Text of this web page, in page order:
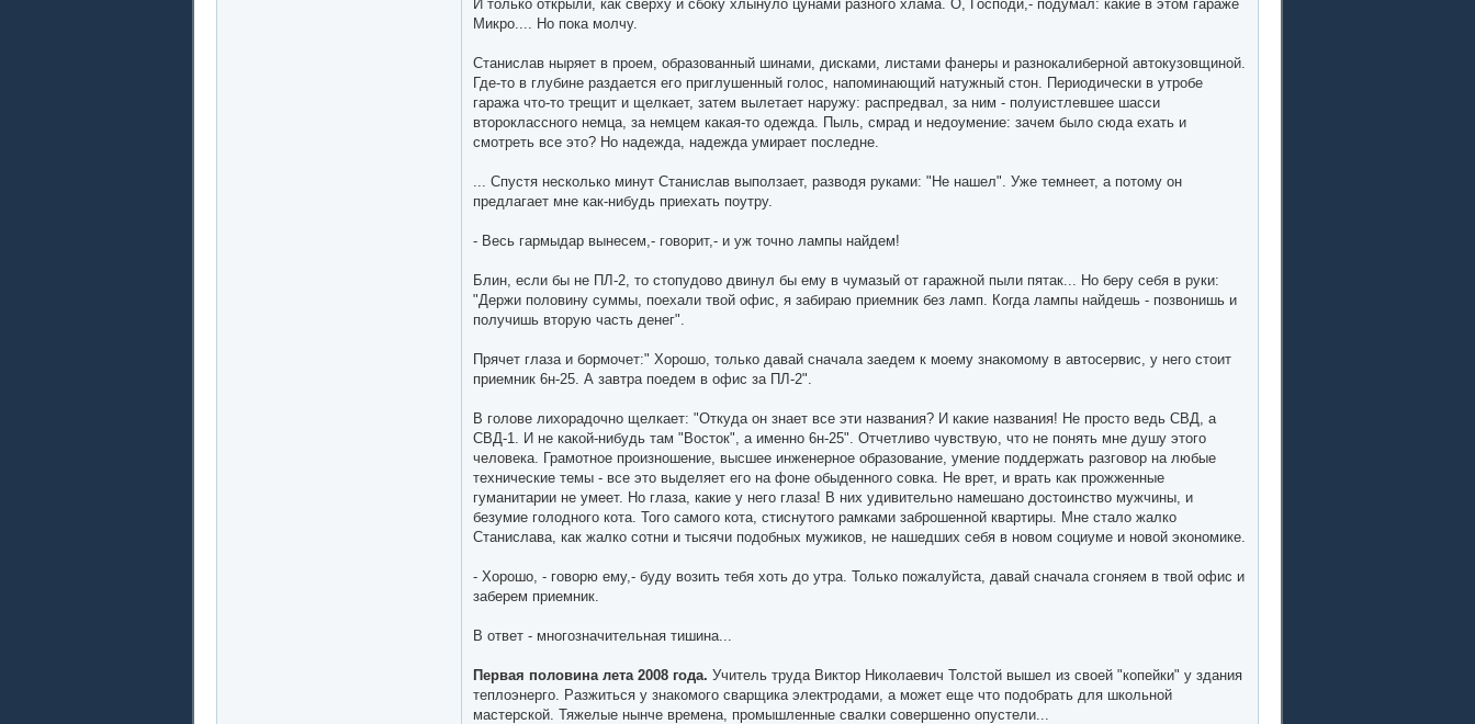
И только открыли, как сверху и сбоку хлынуло цунами разного хлама. О, Господи,- подумал: какие в этом гараже
Микро.... Но пока молчу.
Станислав ныряет в проем, образованный шинами, дисками, листами фанеры и разнокалиберной автокузовщиной.
Где-то в глубине раздается его приглушенный голос, напоминающий натужный стон. Периодически в утробе
гаража что-то трещит и щелкает, затем вылетает наружу: распредвал, за ним - полуистлевшее шасси
второклассного немца, за немцем какая-то одежда. Пыль, смрад и недоумение: зачем было сюда ехать и
смотреть все это? Но надежда, надежда умирает последне.
... Спустя несколько минут Станислав выползает, разводя руками: "Не нашел". Уже темнеет, а потому он
предлагает мне как-нибудь приехать поутру.
- Весь гармыдар вынесем,- говорит,- и уж точно лампы найдем!
Блин, если бы не ПЛ-2, то стопудово двинул бы ему в чумазый от гаражной пыли пятак... Но беру себя в руки:
"Держи половину суммы, поехали твой офис, я забираю приемник без ламп. Когда лампы найдешь - позвонишь и
получишь вторую часть денег".
Прячет глаза и бормочет:" Хорошо, только давай сначала заедем к моему знакомому в автосервис, у него стоит
приемник 6н-25. А завтра поедем в офис за ПЛ-2".
В голове лихорадочно щелкает: "Откуда он знает все эти названия? И какие названия! Не просто ведь СВД, а
СВД-1. И не какой-нибудь там "Восток", а именно 6н-25". Отчетливо чувствую, что не понять мне душу этого
человека. Грамотное произношение, высшее инженерное образование, умение поддержать разговор на любые
технические темы - все это выделяет его на фоне обыденного совка. Не врет, и врать как прожженные
гуманитарии не умеет. Но глаза, какие у него глаза! В них удивительно намешано достоинство мужчины, и
безумие голодного кота. Того самого кота, стиснутого рамками заброшенной квартиры. Мне стало жалко
Станислава, как жалко сотни и тысячи подобных мужиков, не нашедших себя в новом социуме и новой экономике.
- Хорошо, - говорю ему,- буду возить тебя хоть до утра. Только пожалуйста, давай сначала сгоняем в твой офис и
заберем приемник.
В ответ - многозначительная тишина...
Первая половина лета 2008 года. Учитель труда Виктор Николаевич Толстой вышел из своей "копейки" у здания
теплоэнерго. Разжиться у знакомого сварщика электродами, а может еще что подобрать для школьной
мастерской. Тяжелые нынче времена, промышленные свалки совершенно опустели...